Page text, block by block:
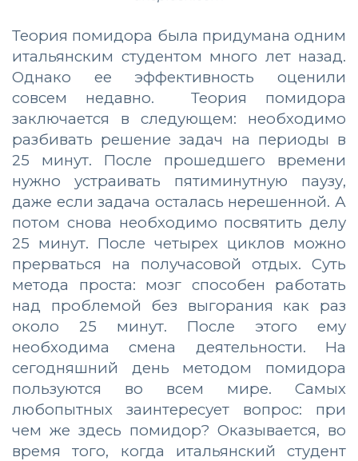
Теория помидора была придумана одним
итальянским студентом много лет назад.
Однако ее эффективность оценили
совсем недавно. Теория помидора
заключается в следующем: необходимо
разбивать решение задач на периоды в
25 минут. После прошедшего времени
нужно устраивать пятиминутную паузу,
даже если задача осталась нерешенной. А
потом снова необходимо посвятить делу
25 минут. После четырех циклов можно
прерваться на получасовой отдых. Суть
метода проста: мозг способен работать
над проблемой без выгорания как раз
около 25 минут. После этого ему
необходима смена деятельности. На
сегодняшний день методом помидора
пользуются во всем мире. Самых
любопытных заинтересует вопрос: при
чем же здесь помидор? Оказывается, во
время того, когда итальянский студент